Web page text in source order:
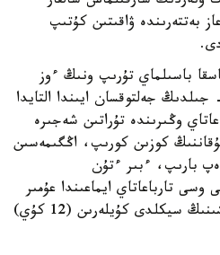
بەتتەرىندە ۋاقىتىن كۇتىپ
باسىلماي تۇرىپ ونىڭ ءوز
ەستىگەنمىن. 1979 - جىلدىڭ جەلتوقسان ايىندا التايدا
وڭىرىندە تۇراتىن شەجىرە
كوزىن كورىپ، اڭگىمەسىن
بارىپ، ءبىر ءتۇن
تارباعاتاي ايماعىندا عۇمىر
كەشكەن كوكەن دەگەن كۇيشىنىڭ سيكلدى كۇيلەرىن (12 كۇي)